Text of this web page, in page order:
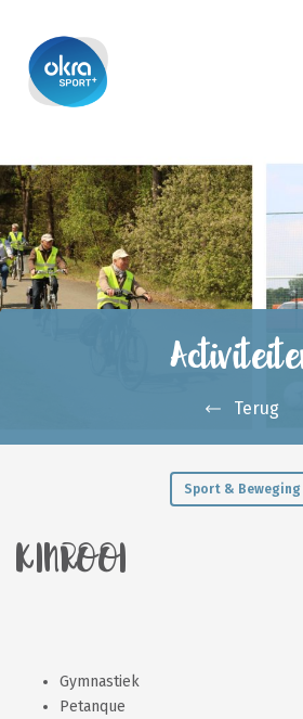
Terug
Sport & Beweging
KINROOI
Gymnastiek
Petanque